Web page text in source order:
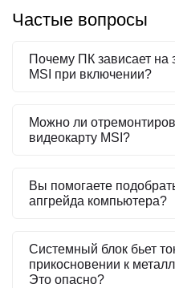
Частые вопросы
Почему ПК зависает на
MSI при включении?
Можно ли
видеокарту MSI?
Вы помогаете
апгрейда компьютера?
Системный блок бьет
прикосновении к
Это опасно?